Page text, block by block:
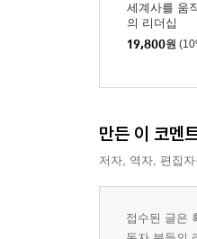
세계사를 움
의 리더십
19,800원
만든 이 코멘
저자, 역자, 편집
접수된 글은